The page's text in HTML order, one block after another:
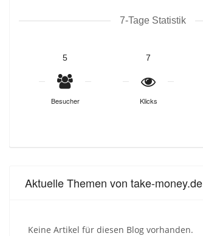
7-Tage Statistik
5
Besucher
7
Klicks
Aktuelle Themen von take-money.de
Keine Artikel für diesen Blog vorhanden.